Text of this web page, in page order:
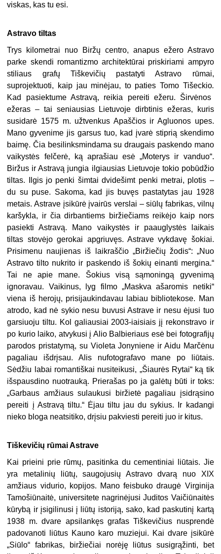
viskas, kas tu esi.
Astravo tiltas
Trys kilometrai nuo Biržų centro, anapus ežero Astravo
parke skendi romantizmo architektūrai priskiriami ampyro
stiliaus grafų Tiškevičių pastatyti Astravo rūmai,
suprojektuoti, kaip jau minėjau, to paties Tomo Tišeckio.
Kad pasiektume Astravą, reikia pereiti ežeru. Širvėnos
ežeras – tai seniausias Lietuvoje dirbtinis ežeras, kuris
susidarė 1575 m. užtvenkus Apaščios ir Agluonos upes.
Mano gyvenime jis garsus tuo, kad įvarė stiprią skendimo
baimę. Čia besilinksmindama su draugais paskendo mano
vaikystės felčerė, ką aprašiau esė „Moterys ir vanduo“.
Biržus ir Astravą jungia ilgiausias Lietuvoje tokio pobūdžio
tiltas. Ilgis jo penki šimtai dvidešimt penki metrai, plotis –
du su puse. Sakoma, kad jis buvęs pastatytas jau 1928
metais. Astrave įsikūrė įvairūs verslai – siūlų fabrikas, vilnų
karšykla, ir čia dirbantiems biržiečiams reikėjo kaip nors
pasiekti Astravą. Mano vaikystės ir paauglystės laikais
tiltas stovėjo gerokai apgriuvęs. Astrave vykdavę šokiai.
Prisimenu naujienas iš laikraščio „Biržiečių žodis“: „Nuo
Astravo tilto nukrito ir paskendo iš šokių einanti mergina.“
Tai ne apie mane. Šokius visą sąmoningą gyvenimą
ignoravau. Vaikinus, lyg filmo „Maskva ašaromis netiki“
viena iš herojų, prisijaukindavau labiau bibliotekose. Man
atrodo, kad nė sykio nesu buvusi Astrave ir nesu ėjusi tuo
garsiuoju tiltu. Kol galiausiai 2003-iaisiais jį rekonstravo ir
po kurio laiko, atvykusi į Alio Balbieriaus esė bei fotografijų
parodos pristatymą, su Violeta Jonyniene ir Aidu Marčėnu
pagaliau išdrįsau. Alis nufotografavo mane po liūtais.
Sėdžiu labai romantiškai nusiteikusi, „Šiaurės Rytai“ ką tik
išspausdino nuotrauką. Prierašas po ja galėtų būti ir toks:
„Garbaus amžiaus sulaukusi biržietė pagaliau įsidrąsino
pereiti į Astravą tiltu.“ Ėjau tiltu jau du sykius. Ir kadangi
nieko bloga neatsitiko, drįsiu pakviesti pereiti juo ir kitus.
Tiškevičių rūmai Astrave
Kai prieini prie rūmų, pasitinka du cementiniai liūtais. Jie
yra metalinių liūtų, saugojusių Astravo dvarą nuo XIX
amžiaus vidurio, kopijos. Mano feisbuko draugė Virginija
Tamošiūnaitė, universitete nagrinėjusi Juditos Vaičiūnaitės
kūrybą ir įsigilinusi į liūtų istoriją, sako, kad paskutinį kartą
1938 m. dvare apsilankęs grafas Tiškevičius nusprendė
padovanoti liūtus Kauno karo muziejui. Kai dvare įsikūrė
„Siūlo“ fabrikas, biržiečiai norėję liūtus susigrąžinti, bet